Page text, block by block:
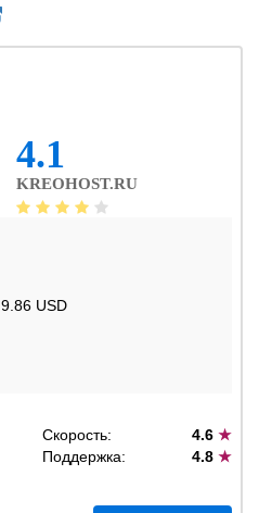
4.1
KREOHOST.RU
9.86 USD
Скорость: 4.6 ★
Поддержка: 4.8 ★